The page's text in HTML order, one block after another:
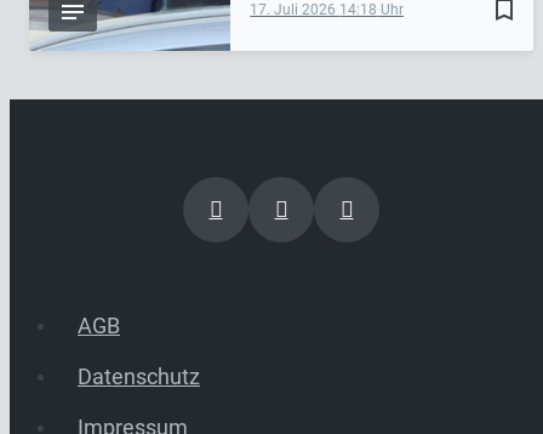
bookmark_border
17. Juli 2026 14:18
AGB
Datenschutz
Impressum